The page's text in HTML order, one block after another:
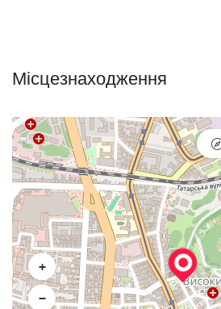
Місцезнаходження
+
−